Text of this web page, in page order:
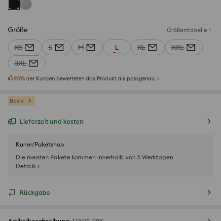
Größe Größentabelle
XS S M L XL
XXL
3XL
93%der Kunden bewerteten das Produkt als passgenau
Basic
Lieferzeit und kosten
Kurier/Paketshop
Die meisten Pakete kommen innerhalb von 5 Werktagen
Details >
Rückgabe